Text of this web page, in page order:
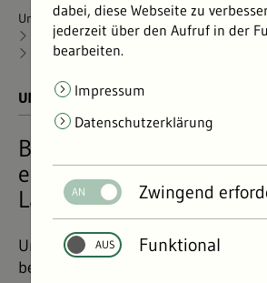
Umweltdaten
Bericht: Umweltdaten 2024
Natur und Landschaft
Artenmonitoring
Artenvielfalt-Monitoring
UMWELTDATEN BERICHT 2024
Beobachten, Zählen,
entwickelt sich die
Land?
Um den Zustand der Natur in
beurteilen zu können, beobachtet
dabei, diese Webseite zu
jederzeit über den Aufruf in der
bearbeiten.
Impressum
Datenschutzerklärung
Zwingend
Funktional